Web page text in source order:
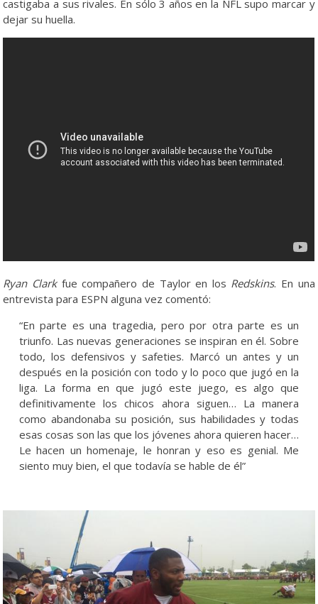
castigaba a sus rivales. En sólo 3 años en la NFL supo marcar y
dejar su huella.
Ryan Clarkfue compañero de Taylor en los Redskins. En una
entrevista para ESPN alguna vez comentó:
“En parte es una tragedia, pero por otra parte es un
triunfo. Las nuevas generaciones se inspiran en él. Sobre
todo, los defensivos y safeties. Marcó un antes y un
después en la posición con todo y lo poco que jugó en la
liga. La forma en que jugó este juego, es algo que
definitivamente los chicos ahora siguen… La manera
como abandonaba su posición, sus habilidades y todas
esas cosas son las que los jóvenes ahora quieren hacer…
Le hacen un homenaje, le honran y eso es genial. Me
siento muy bien, el que todavía se hable de él”